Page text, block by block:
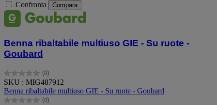
Confronta Compara
Benna ribaltabile multiuso GIE - Su ruote -
Goubard
(0)
0.0
su
5
stelle.
SKU : MIG487912
Benna ribaltabile multiuso GIE - Su ruote - Goubard
(0)